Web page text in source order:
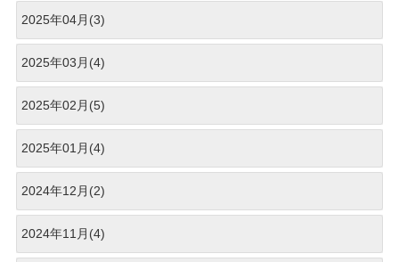
2025年04月(3)
2025年03月(4)
2025年02月(5)
2025年01月(4)
2024年12月(2)
2024年11月(4)